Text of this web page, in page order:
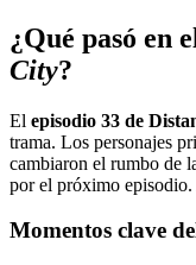
¿Qué pasó en
City?
El episodio 33 de
trama. Los personajes
cambiaron el rumbo de
por el próximo episodio.
Momentos clave